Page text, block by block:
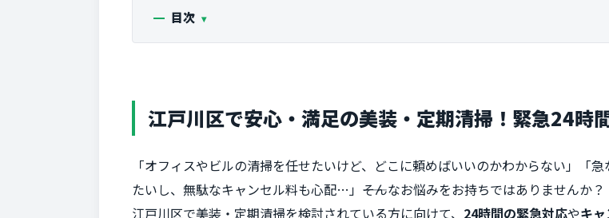
目次
江戸川区で安心・満足の美装・定期清掃！緊急24時
「オフィスやビルの清掃を任せたいけど、どこに頼めばいいのかわからない」「
たいし、無駄なキャンセル料も心配…」――そんなお悩みをお持ちではありませんか？
江戸川区で美装・定期清掃を検討されている方に向けて、 24時間の緊急対応やキ